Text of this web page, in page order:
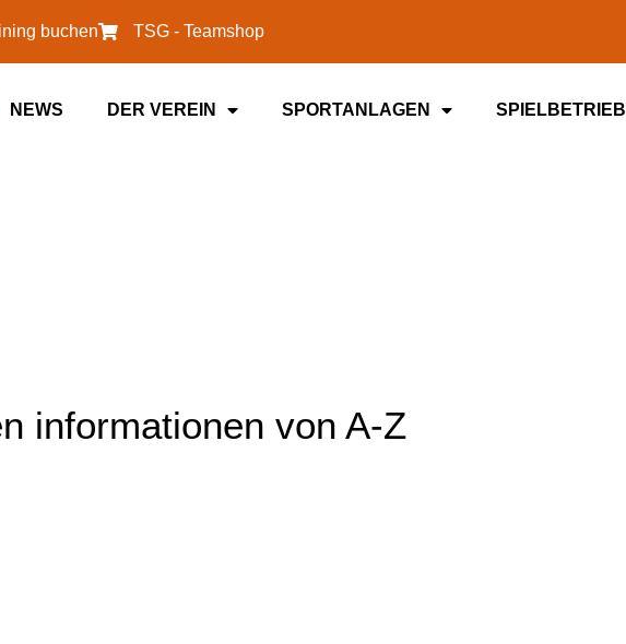
buchen TSG - Teamshop
NEWS DER VEREIN SPORTANLAGEN SPIELBETRIEB
informationen von A-Z